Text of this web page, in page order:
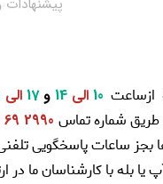
پیشنهادات
ازساعت 10 الی و17 الی
طریق شماره تماس 2990 69 91 -021
ساعات پاسخگویی
بله با کارشناسان ما در